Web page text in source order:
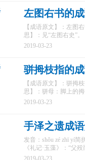
左图右书的
【成语原文】：左图
思】：见“左图右史”
2019-03-23
骈拇枝指的
【成语原文】：骈拇
思】：骈母：脚上的
2019-03-23
手泽之遗成
发音：shǒu zé zhī yí
《礼记·玉藻》：“父
2019-03-23